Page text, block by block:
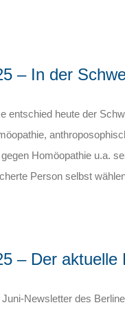
– In der
entschied heute der
Homöopathie u.a.
Person selbst
– Der aktuelle
Newsletter des